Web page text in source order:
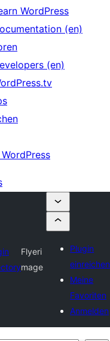
WordPress
(en)
(en)
Flyeri
mage
Plugin
einreichen
Meine
Favoriten
Anmelden